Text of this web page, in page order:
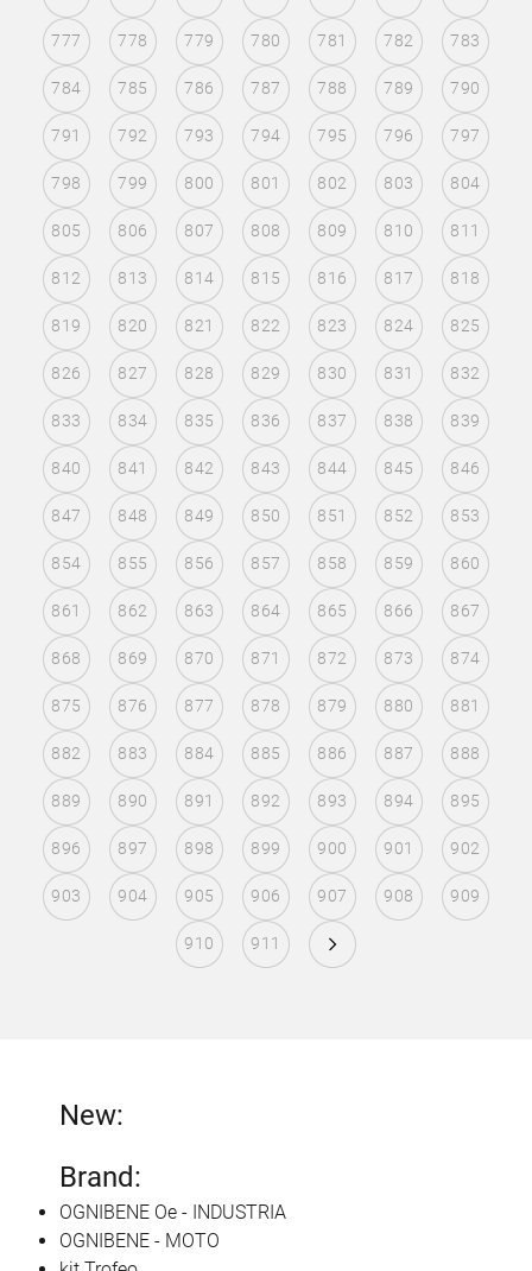
777 778 779 780 781 782 783
784 785 786 787 788 789 790
791 792 793 794 795 796 797
798 799 800 801 802 803 804
805 806 807 808 809 810 811
812 813 814 815 816 817 818
819 820 821 822 823 824 825
826 827 828 829 830 831 832
833 834 835 836 837 838 839
840 841 842 843 844 845 846
847 848 849 850 851 852 853
854 855 856 857 858 859 860
861 862 863 864 865 866 867
868 869 870 871 872 873 874
875 876 877 878 879 880 881
882 883 884 885 886 887 888
889 890 891 892 893 894 895
896 897 898 899 900 901 902
903 904 905 906 907 908 909
910 911
New:
Brand:
OGNIBENE Oe - INDUSTRIA
OGNIBENE - MOTO